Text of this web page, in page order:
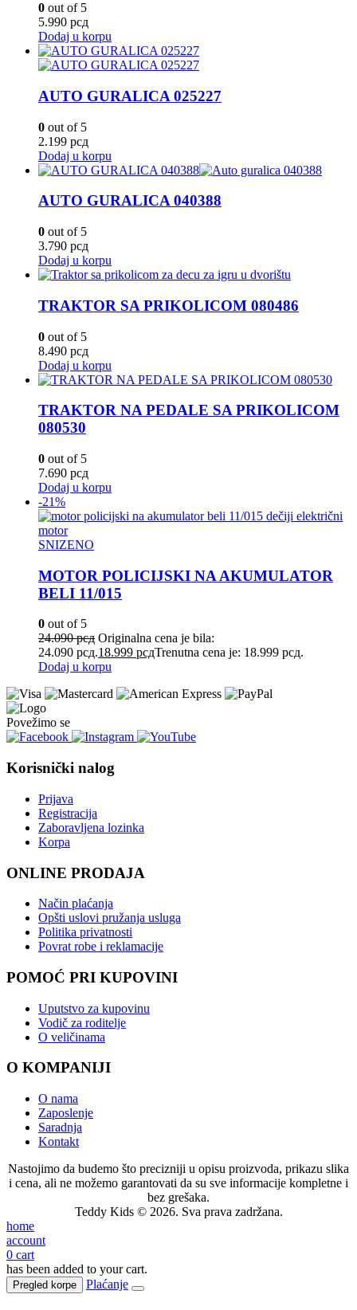
0 out of 5
5.990 рсд
Dodaj u korpu
AUTO GURALICA 025227
0 out of 5
2.199 рсд
Dodaj u korpu
AUTO GURALICA 040388
0 out of 5
3.790 рсд
Dodaj u korpu
TRAKTOR SA PRIKOLICOM 080486
0 out of 5
8.490 рсд
Dodaj u korpu
TRAKTOR NA PEDALE SA PRIKOLICOM
080530
0 out of 5
7.690 рсд
Dodaj u korpu
-21%
SNIZENO
MOTOR POLICIJSKI NA AKUMULATOR
BELI 11/015
0 out of 5
24.090рсд Originalna cena je bila:
24.090 рсд.18.999 рсдTrenutna cena je: 18.999 рсд.
Dodaj u korpu
Povežimo se
Korisnički nalog
Prijava
Registracija
Zaboravljena lozinka
Korpa
ONLINE PRODAJA
Način plaćanja
Opšti uslovi pružanja usluga
Politika privatnosti
Povrat robe i reklamacije
POMOĆ PRI KUPOVINI
Uputstvo za kupovinu
Vodič za roditelje
O veličinama
O KOMPANIJI
O nama
Zaposlenje
Saradnja
Kontakt
Nastojimo da budemo što precizniji u opisu proizvoda, prikazu slika
i cena, ali ne možemo garantovati da su sve informacije kompletne i
bez grešaka.
Teddy Kids © 2026. Sva prava zadržana.
home
account
0 cart
has been added to your cart.
Pregled korpe Plaćanje